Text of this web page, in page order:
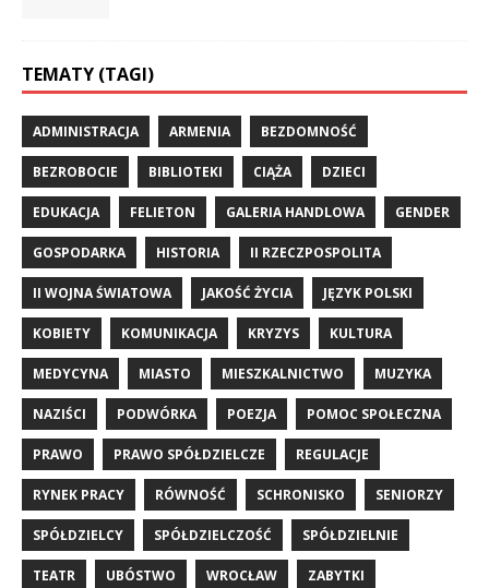
TEMATY (TAGI)
ADMINISTRACJA ARMENIA BEZDOMNOŚĆ
BEZROBOCIE BIBLIOTEKI CIĄŻA DZIECI
EDUKACJA FELIETON GALERIA HANDLOWA GENDER
GOSPODARKA HISTORIA II RZECZPOSPOLITA
II WOJNA ŚWIATOWA JAKOŚĆ ŻYCIA JĘZYK POLSKI
KOBIETY KOMUNIKACJA KRYZYS KULTURA
MEDYCYNA MIASTO MIESZKALNICTWO MUZYKA
NAZIŚCI PODWÓRKA POEZJA POMOC SPOŁECZNA
PRAWO PRAWO SPÓŁDZIELCZE REGULACJE
RYNEK PRACY RÓWNOŚĆ SCHRONISKO SENIORZY
SPÓŁDZIELCY SPÓŁDZIELCZOŚĆ SPÓŁDZIELNIE
TEATR UBÓSTWO WROCŁAW ZABYTKI